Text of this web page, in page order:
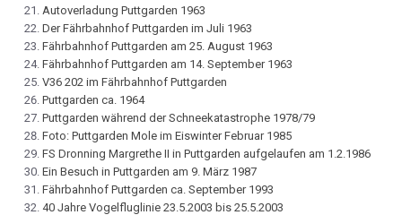
Autoverladung Puttgarden 1963
Der Fährbahnhof Puttgarden im Juli 1963
Fährbahnhof Puttgarden am 25. August 1963
Fährbahnhof Puttgarden am 14. September 1963
V36 202 im Fährbahnhof Puttgarden
Puttgarden ca. 1964
Puttgarden während der Schneekatastrophe 1978/79
Foto: Puttgarden Mole im Eiswinter Februar 1985
FS Dronning Margrethe II in Puttgarden aufgelaufen am 1.2.1986
Ein Besuch in Puttgarden am 9. März 1987
Fährbahnhof Puttgarden ca. September 1993
40 Jahre Vogelfluglinie 23.5.2003 bis 25.5.2003